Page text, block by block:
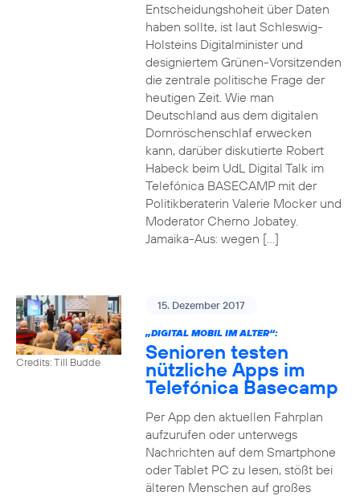
Entscheidungshoheit über Daten
haben sollte, ist laut Schleswig-
Holsteins Digitalminister und
designiertem Grünen-Vorsitzenden
die zentrale politische Frage der
heutigen Zeit. Wie man
Deutschland aus dem digitalen
Dornröschenschlaf erwecken
kann, darüber diskutierte Robert
Habeck beim UdL Digital Talk im
Telefónica BASECAMP mit der
Politikberaterin Valerie Mocker und
Moderator Cherno Jobatey.
Jamaika-Aus: wegen […]
Credits: Till Budde
15. Dezember 2017
„DIGITAL MOBIL IM ALTER“:
Senioren testen
nützliche Apps im
Telefónica Basecamp
Per App den aktuellen Fahrplan
aufzurufen oder unterwegs
Nachrichten auf dem Smartphone
oder Tablet PC zu lesen, stößt bei
älteren Menschen auf großes